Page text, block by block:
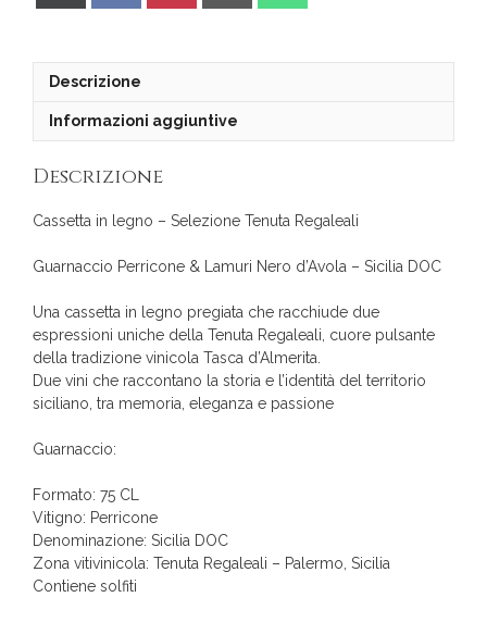
Tasca
Descrizione
Informazioni aggiuntive
Descrizione
Cassetta in legno – Selezione Tenuta Regaleali
Guarnaccio Perricone & Lamuri Nero d’Avola – Sicilia DOC
Una cassetta in legno pregiata che racchiude due
espressioni uniche della Tenuta Regaleali, cuore pulsante
della tradizione vinicola Tasca d’Almerita.
Due vini che raccontano la storia e l’identità del territorio
siciliano, tra memoria, eleganza e passione
Guarnaccio:
Formato: 75 CL
Vitigno: Perricone
Denominazione: Sicilia DOC
Zona vitivinicola: Tenuta Regaleali – Palermo, Sicilia
Contiene solfiti